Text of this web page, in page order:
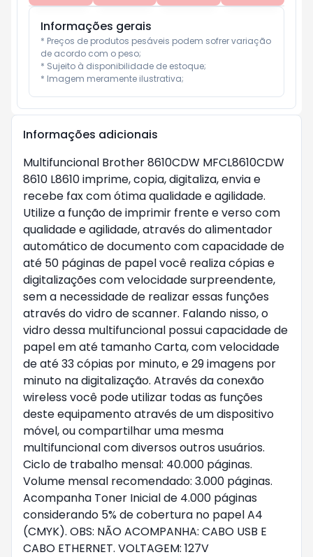
Informações gerais
* Preços de produtos pesáveis podem sofrer variação
de acordo com o peso;
* Sujeito à disponibilidade de estoque;
* Imagem meramente ilustrativa;
Informações adicionais
Multifuncional Brother 8610CDW MFCL8610CDW
8610 L8610 imprime, copia, digitaliza, envia e
recebe fax com ótima qualidade e agilidade.
Utilize a função de imprimir frente e verso com
qualidade e agilidade, através do alimentador
automático de documento com capacidade de
até 50 páginas de papel você realiza cópias e
digitalizações com velocidade surpreendente,
sem a necessidade de realizar essas funções
através do vidro de scanner. Falando nisso, o
vidro dessa multifuncional possui capacidade de
papel em até tamanho Carta, com velocidade
de até 33 cópias por minuto, e 29 imagens por
minuto na digitalização. Através da conexão
wireless você pode utilizar todas as funções
deste equipamento através de um dispositivo
móvel, ou compartilhar uma mesma
multifuncional com diversos outros usuários.
Ciclo de trabalho mensal: 40.000 páginas.
Volume mensal recomendado: 3.000 páginas.
Acompanha Toner Inicial de 4.000 páginas
considerando 5% de cobertura no papel A4
(CMYK). OBS: NÃO ACOMPANHA: CABO USB E
CABO ETHERNET. VOLTAGEM: 127V